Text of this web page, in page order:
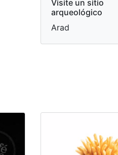
Visite un sitio
arqueológico
Arad